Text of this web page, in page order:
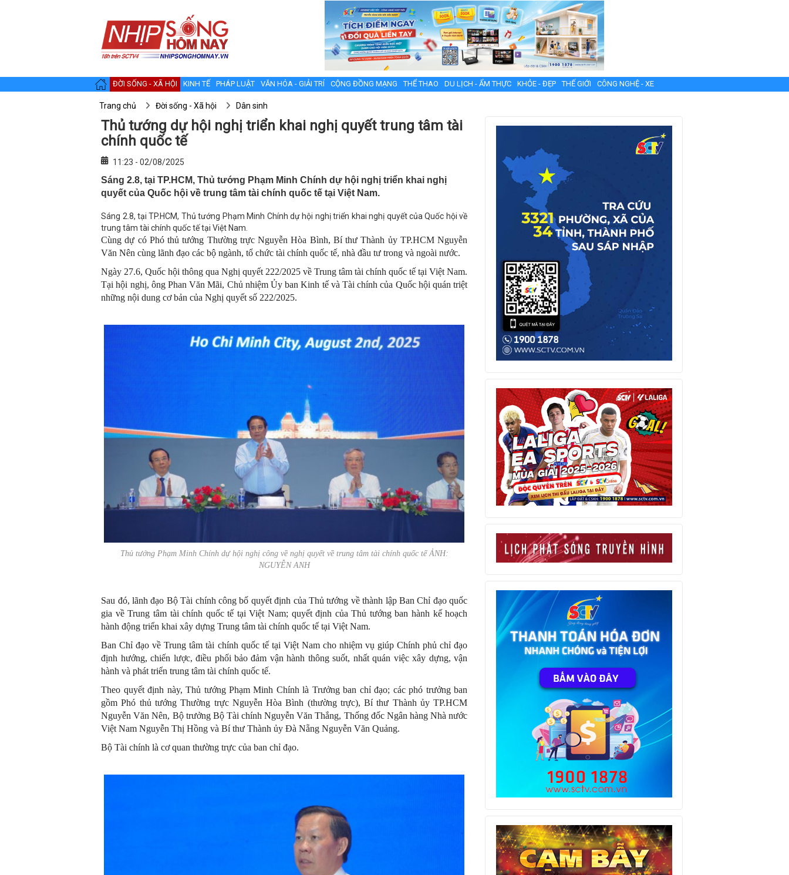
ĐỜI SỐNG - XÃ HỘI KINH TẾ PHÁP LUẬT VĂN HÓA - GIẢI TRÍ CỘNG ĐỒNG MẠNG THỂ THAO DU LỊCH - ẨM THỰC KHỎE - ĐẸP THẾ GIỚI CÔNG NGHỆ - XE
Trang chủ Đời sống - Xã hội Dân sinh
Thủ tướng dự hội nghị triển khai nghị quyết trung tâm tài
chính quốc tế
11:23 - 02/08/2025
Sáng 2.8, tại TP.HCM, Thủ tướng Phạm Minh Chính dự hội nghị triển khai nghị
quyết của Quốc hội về trung tâm tài chính quốc tế tại Việt Nam.
Sáng 2.8, tại TP.HCM, Thủ tướng Phạm Minh Chính dự hội nghị triển khai nghị quyết của Quốc hội về
trung tâm tài chính quốc tế tại Việt Nam.
Cùng dự có Phó thủ tướng Thường trực Nguyễn Hòa Bình, Bí thư Thành ủy TP.HCM Nguyễn
Văn Nên cùng lãnh đạo các bộ ngành, tổ chức tài chính quốc tế, nhà đầu tư trong và ngoài nước.
Ngày 27.6, Quốc hội thông qua Nghị quyết 222/2025 về Trung tâm tài chính quốc tế tại Việt Nam.
Tại hội nghị, ông Phan Văn Mãi, Chủ nhiệm Ủy ban Kinh tế và Tài chính của Quốc hội quán triệt
những nội dung cơ bản của Nghị quyết số 222/2025.
Thủ tướng Phạm Minh Chính dự hội nghị công về nghị quyết về trung tâm tài chính quốc tế ẢNH:
NGUYỄN ANH
Sau đó, lãnh đạo Bộ Tài chính công bố quyết định của Thủ tướng về thành lập Ban Chỉ đạo quốc
gia về Trung tâm tài chính quốc tế tại Việt Nam; quyết định của Thủ tướng ban hành kế hoạch
hành động triển khai xây dựng Trung tâm tài chính quốc tế tại Việt Nam.
Ban Chỉ đạo về Trung tâm tài chính quốc tế tại Việt Nam cho nhiệm vụ giúp Chính phủ chỉ đạo
định hướng, chiến lược, điều phối bảo đảm vận hành thông suốt, nhất quán việc xây dựng, vận
hành và phát triển trung tâm tài chính quốc tế.
Theo quyết định này, Thủ tướng Phạm Minh Chính là Trưởng ban chỉ đạo; các phó trưởng ban
gồm Phó thủ tướng Thường trực Nguyễn Hòa Bình (thường trực), Bí thư Thành ủy TP.HCM
Nguyễn Văn Nên, Bộ trưởng Bộ Tài chính Nguyễn Văn Thắng, Thống đốc Ngân hàng Nhà nước
Việt Nam Nguyễn Thị Hồng và Bí thư Thành ủy Đà Nẵng Nguyễn Văn Quảng.
Bộ Tài chính là cơ quan thường trực của ban chỉ đạo.